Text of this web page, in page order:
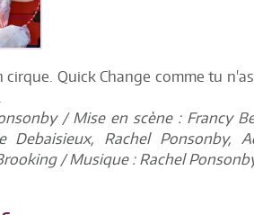
cirque. Quick Change comme tu
/ Mise en scène : Francy
Debaisieux, Rachel
/ Musique : Rachel